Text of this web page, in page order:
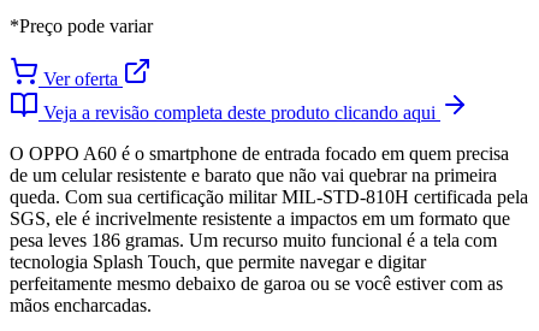
*Preço pode variar
Ver oferta
Veja a revisão completa deste produto clicando aqui
O OPPO A60 é o smartphone de entrada focado em quem precisa
de um celular resistente e barato que não vai quebrar na primeira
queda. Com sua certificação militar MIL-STD-810H certificada pela
SGS, ele é incrivelmente resistente a impactos em um formato que
pesa leves 186 gramas. Um recurso muito funcional é a tela com
tecnologia Splash Touch, que permite navegar e digitar
perfeitamente mesmo debaixo de garoa ou se você estiver com as
mãos encharcadas.